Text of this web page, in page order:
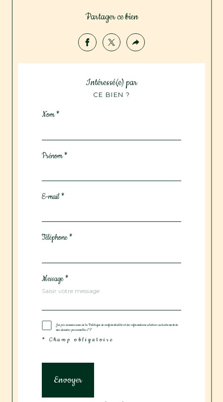
Partager ce bien
Intéressé(e) par
CE BIEN ?
Nom *
Prénom *
E-mail *
Téléphone *
Message *
J'ai pris connaissance de la Politique de confidentialité et des informations relatives au traitement de
mes données personnelles (*)*
* Champ obligatoire
Envoyer